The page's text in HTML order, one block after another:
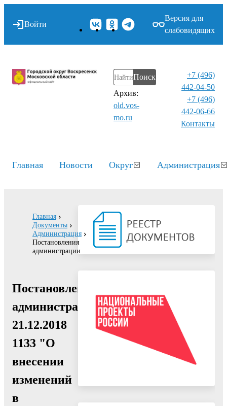
Войти
Версия для
слабовидящих
Поиск
Архив:
old.vos-
mo.ru
+7 (496)
442-04-50
+7 (496)
442-06-66
Контакты⁠
Главная Новости Округ Администрация
Главная
Документы
Администрация
Постановления
администрации
Постановление
администрации
21.12.2018
1133 "О
внесении
изменений
в